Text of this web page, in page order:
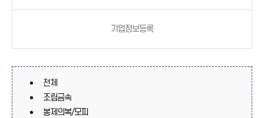
기업정보등록
전체
조립금속
봉제의복/모피